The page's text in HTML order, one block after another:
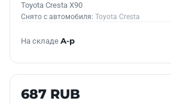
Toyota Cresta X90
Снято с автомобиля: Toyota Cresta
На складе А-р
Б/У В НАЛИЧИИ
687 RUB